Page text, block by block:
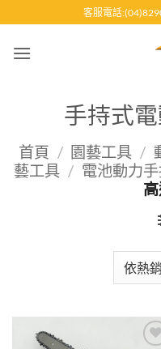
至
客服電話
手持式
首頁 / 園藝工具 /
藝工具 / 電池動力